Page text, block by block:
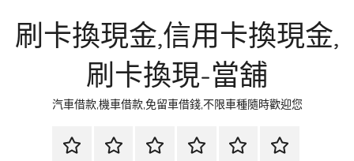
刷卡換現金,信用卡換現金,
刷卡換現-當舖
汽車借款,機車借款,免留車借錢,不限車種隨時歡迎您
首
當
網
流
環
聯